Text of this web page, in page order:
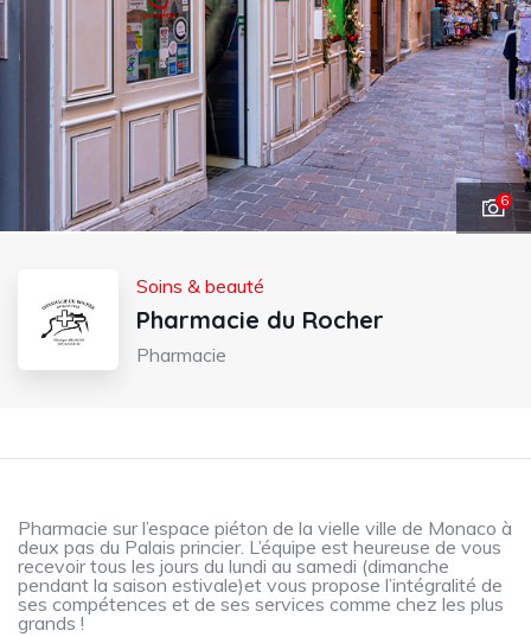
6
Soins & beauté
Pharmacie du Rocher
Pharmacie
Pharmacie sur l’espace piéton de la vielle ville de Monaco à
deux pas du Palais princier. L’équipe est heureuse de vous
recevoir tous les jours du lundi au samedi (dimanche
pendant la saison estivale)et vous propose l’intégralité de
ses compétences et de ses services comme chez les plus
grands !